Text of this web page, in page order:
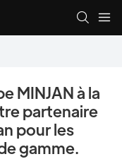
MINJAN à la
partenaire
pour les
gamme.